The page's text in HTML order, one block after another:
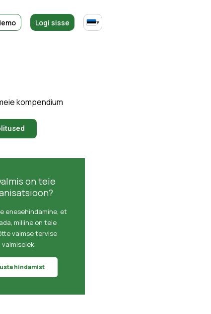
Logi sisse ▾
kompendium
on teie
enesehindamine, et
milline on teie
vaimse tervise
valmisolek,
hindamist